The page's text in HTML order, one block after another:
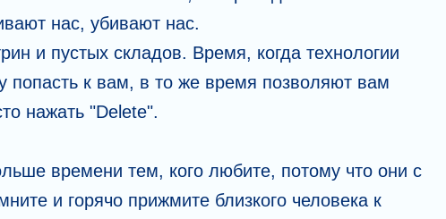
нас, убивают наc.
и пустых складов. Время, когда технологии
попасть к вам, в то же время позволяют вам
нажать "Delete".
времени тем, кого любите, потому что они с
и горячо прижмите близкого человека к